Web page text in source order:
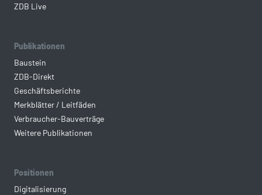
ZDB Live
Publikationen
Baustein
ZDB-Direkt
Geschäftsberichte
Merkblätter / Leitfäden
Verbraucher-Bauverträge
Weitere Publikationen
Positionen
Digitalisierung